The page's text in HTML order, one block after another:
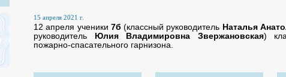
15 апреля 2021 г.
12 апреля ученики 7б (классный руководитель Наталья
руководитель Юлия Владимировна Звержановская)
пожарно-спасательного гарнизона.